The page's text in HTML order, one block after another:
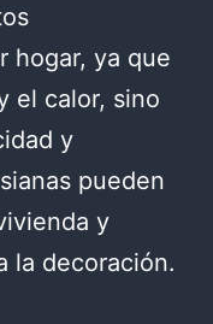
hogar, ya que
el calor, sino
y
pueden
y
la decoración.